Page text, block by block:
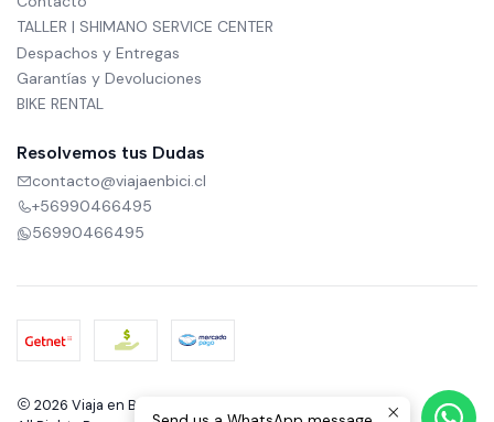
TALLER | SHIMANO SERVICE CENTER
Despachos y Entregas
Garantías y Devoluciones
BIKE RENTAL
Resolvemos tus Dudas
contacto@viajaenbici.cl
+56990466495
56990466495
2026 Viaja en Bici.